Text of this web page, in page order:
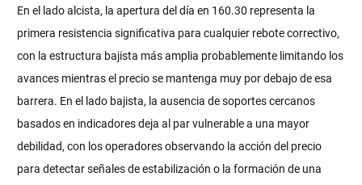
En el lado alcista, la apertura del día en 160.30 representa la
primera resistencia significativa para cualquier rebote correctivo,
con la estructura bajista más amplia probablemente limitando los
avances mientras el precio se mantenga muy por debajo de esa
barrera. En el lado bajista, la ausencia de soportes cercanos
basados en indicadores deja al par vulnerable a una mayor
debilidad, con los operadores observando la acción del precio
para detectar señales de estabilización o la formación de una